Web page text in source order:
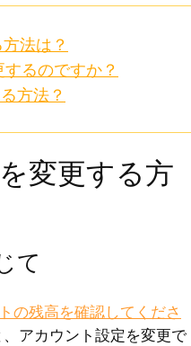
法は？
るのですか？
方法？
変更する方
て
の残高を確認してくださ
アカウント設定を変更で